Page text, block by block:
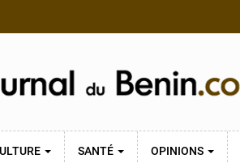
SANTÉ OPINIONS